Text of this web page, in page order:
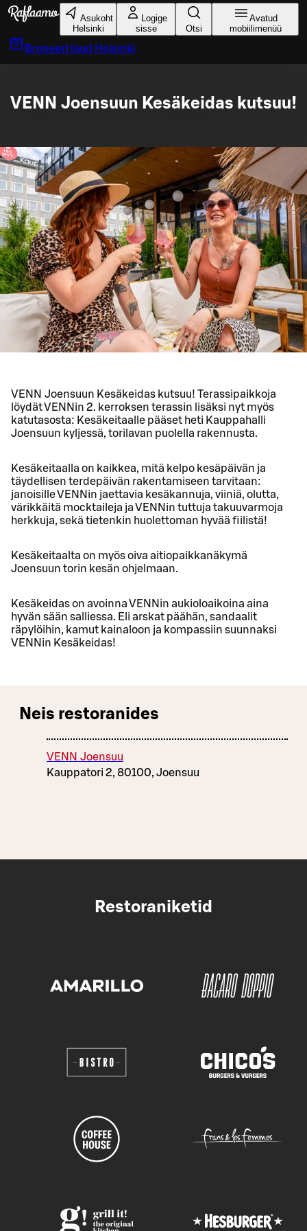
Liigu peamise sisu juurde
Asukoht
Helsinki
Logige
sisse
Otsi
Avatud
mobiilimenüü
Broneeri laud Helsinki
VENN Joensuun Kesäkeidas kutsuu!
VENN Joensuun Kesäkeidas kutsuu! Terassipaikkoja
löydät VENNin 2. kerroksen terassin lisäksi nyt myös
katutasosta: Kesäkeitaalle pääset heti Kauppahalli
Joensuun kyljessä, torilavan puolella rakennusta.
Kesäkeitaalla on kaikkea, mitä kelpo kesäpäivän ja
täydellisen terdepäivän rakentamiseen tarvitaan:
janoisille VENNin jaettavia kesäkannuja, viiniä, olutta,
värikkäitä mocktaileja ja VENNin tuttuja takuuvarmoja
herkkuja, sekä tietenkin huolettoman hyvää fiilistä!
Kesäkeitaalta on myös oiva aitiopaikkanäkymä
Joensuun torin kesän ohjelmaan.
Kesäkeidas on avoinna VENNin aukioloaikoina aina
hyvän sään salliessa. Eli arskat päähän, sandaalit
räpylöihin, kamut kainaloon ja kompassiin suunnaksi
VENNin Kesäkeidas!
Neis restoranides
VENN Joensuu
Kauppatori 2, 80100, Joensuu
Restoraniketid